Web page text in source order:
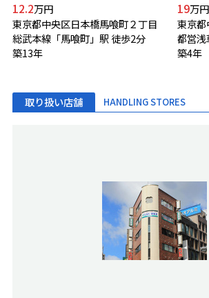
12.2万円
東京都中央区日本橋馬喰町２丁目
総武本線「馬喰町」駅 徒歩2分
築13年
19万円
東京
都営
築4年
取り扱い店舗 HANDLING STORES